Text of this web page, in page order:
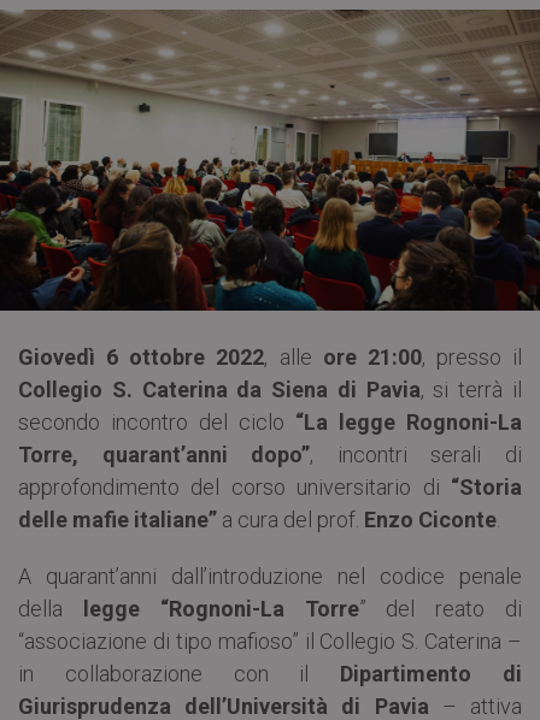
Giovedì 6 ottobre 2022, alle ore 21:00, presso il
Collegio S. Caterina da Siena di Pavia, si terrà il
secondo incontro del ciclo “La legge Rognoni-La
Torre, quarant’anni dopo”, incontri serali di
approfondimento del corso universitario di “Storia
delle mafie italiane” a cura del prof. Enzo Ciconte
A quarant’anni dall’introduzione nel codice penale
della legge “Rognoni-La Torre” del reato di
“associazione di tipo mafioso” il Collegio S. Caterina –
in collaborazione con il Dipartimento di
Giurisprudenza dell’Università di Pavia – attiva